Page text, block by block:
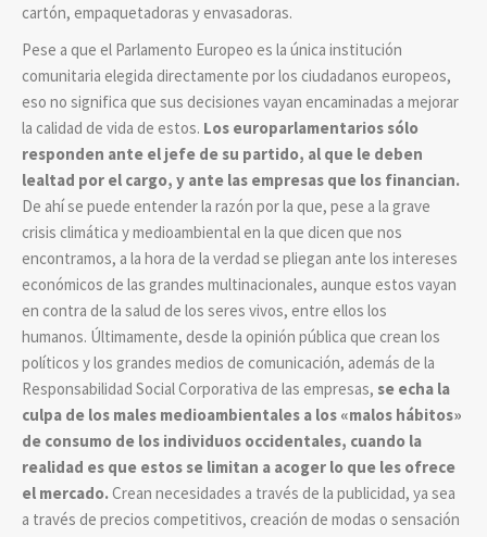
cartón, empaquetadoras y envasadoras.
Pese a que el Parlamento Europeo es la única institución
comunitaria elegida directamente por los ciudadanos europeos,
eso no significa que sus decisiones vayan encaminadas a mejorar
la calidad de vida de estos. Los europarlamentarios sólo
responden ante el jefe de su partido, al que le deben
lealtad por el cargo, y ante las empresas que los financian.
De ahí se puede entender la razón por la que, pese a la grave
crisis climática y medioambiental en la que dicen que nos
encontramos, a la hora de la verdad se pliegan ante los intereses
económicos de las grandes multinacionales, aunque estos vayan
en contra de la salud de los seres vivos, entre ellos los
humanos. Últimamente, desde la opinión pública que crean los
políticos y los grandes medios de comunicación, además de la
Responsabilidad Social Corporativa de las empresas, se echa la
culpa de los males medioambientales a los «malos hábitos»
de consumo de los individuos occidentales, cuando la
realidad es que estos se limitan a acoger lo que les ofrece
el mercado.Crean necesidades a través de la publicidad, ya sea
a través de precios competitivos, creación de modas o sensación